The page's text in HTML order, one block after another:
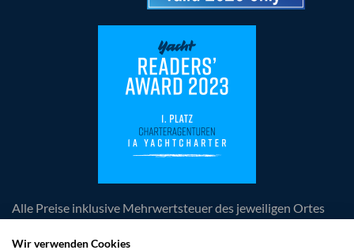
Alle Preise inklusive Mehrwertsteuer des jeweiligen Ortes
obligatorischer Kosten. Die Angebote und Rabatte sind
Wir verwenden Cookies